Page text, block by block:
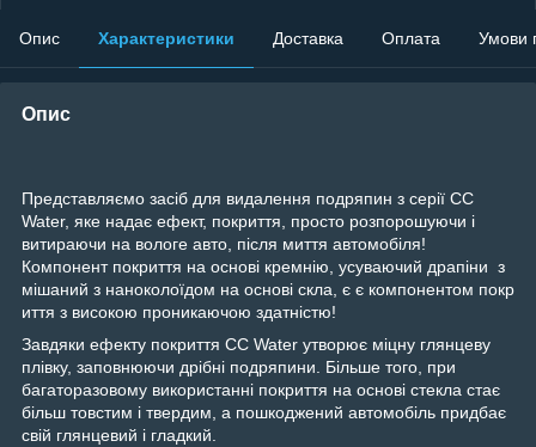
Опис Характеристики Доставка Оплата Умови
Опис
Представляємо засіб для видалення подряпин з серії CC
Water, яке надає ефект, покриття, просто розпорошуючи і
витираючи на вологе авто, після миття автомобіля!
Компонент покриття на основі кремнію, усуваючий драпіни з
мішаний з наноколоїдом на основі скла, є є компонентом покр
иття з високою проникаючою здатністю!
Завдяки ефекту покриття CC Water утворює міцну глянцеву
плівку, заповнюючи дрібні подряпини. Більше того, при
багаторазовому використанні покриття на основі стекла стає
більш товстим і твердим, а пошкоджений автомобіль придбає
свій глянцевий і гладкий.